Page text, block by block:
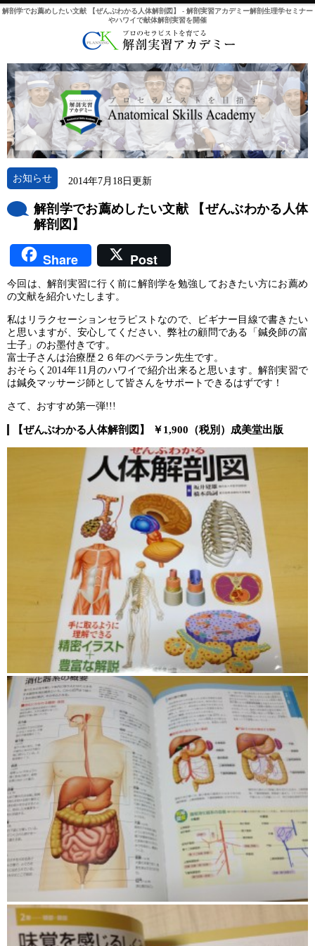
解剖学でお薦めしたい文献 【ぜんぶわかる人体解剖図】 - 解剖実習アカデミー解剖生理学セミナー
やハワイで献体解剖実習を開催
お知らせ 2014年7月18日更新
解剖学でお薦めしたい文献 【ぜんぶわかる人体
解剖図】
Share Post
今回は、解剖実習に行く前に解剖学を勉強しておきたい方にお薦め
の文献を紹介いたします。
私はリラクセーションセラピストなので、ビギナー目線で書きたい
と思いますが、安心してください、弊社の顧問である「鍼灸師の富
士子」のお墨付きです。
富士子さんは治療歴２６年のベテラン先生です。
おそらく2014年11月のハワイで紹介出来ると思います。解剖実習で
は鍼灸マッサージ師として皆さんをサポートできるはずです！
さて、おすすめ第一弾!!!
【ぜんぶわかる人体解剖図】 ￥1,900（税別）成美堂出版